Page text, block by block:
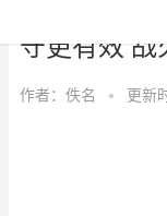
守更有效 战
作者： 佚名 • 更新